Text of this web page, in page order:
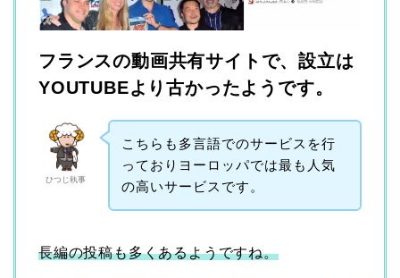
フランスの動画共有サイトで、設立は
YOUTUBEより古かったようです。
ひつじ執事
こちらも多言語でのサービスを行
っておりヨーロッパでは最も人気
の高いサービスです。
長編の投稿も多くあるようですね。